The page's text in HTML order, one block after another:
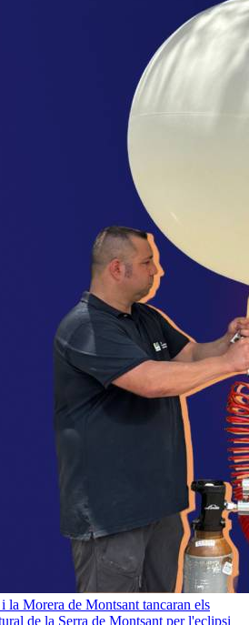
la Morera de Montsant tancaran els
de la Serra de Montsant per l'eclipsi